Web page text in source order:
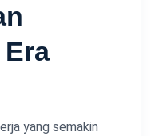
yang semakin